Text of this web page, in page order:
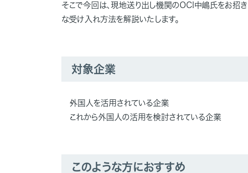
そこで今回は、現地送り出し機関のOCI中嶋氏をお招
な受け入れ方法を解説いたします。
対象企業
外国人を活用されている企業
これから外国人の活用を検討されている企業
このような方におすすめ